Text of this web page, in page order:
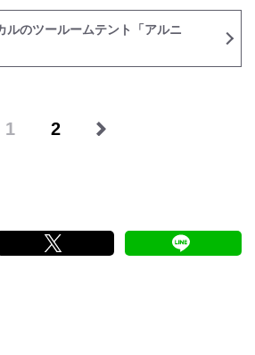
のツールームテント「アルニ
1 2